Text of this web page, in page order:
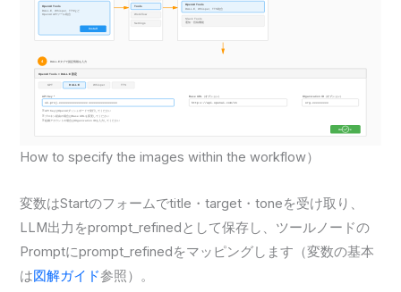
How to specify the images within the workflow）
変数はStartのフォームでtitle・target・toneを受け取り、
LLM出力をprompt_refinedとして保存し、ツールノードの
Promptにprompt_refinedをマッピングします（変数の基本
は図解ガイド参照）。